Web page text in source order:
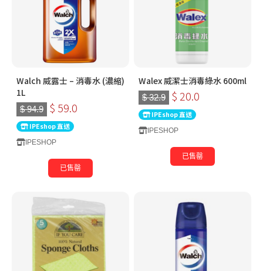
Walch 威露士 – 消毒水 (濃縮)
1L
$ 94.9 $ 59.0
IPEshop 直送
IPESHOP
已售罄
Walex 威潔士消毒綠水 600ml
$ 32.9 $ 20.0
IPEshop 直送
IPESHOP
已售罄